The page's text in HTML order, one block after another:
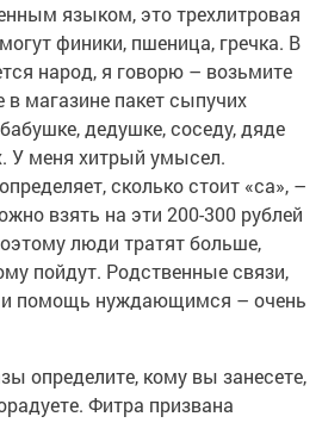
финики, пшеница, гречка. В
народ, я говорю – возьмите
в магазине пакет сыпучих
дедушке, соседу, дяде
У меня хитрый умысел.
сколько стоит «са», –
взять на эти 200-300 рублей
люди тратят больше,
пойдут. Родственные связи,
помощь нуждающимся – очень
определите, кому вы занесете,
Фитра призвана